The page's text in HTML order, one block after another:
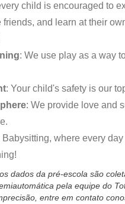
child is encouraged to
friends, and learn at their
: We use play as a way
: Your child's safety is our
: We provide love and
where every day
dados da pré-escola são
pela equipe do
entre em contato